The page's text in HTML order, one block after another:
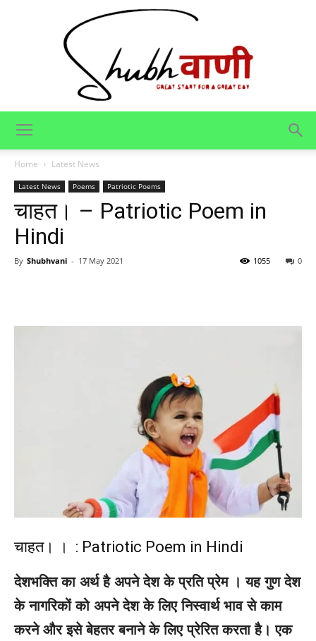
Home Latest News
Latest News Poems Patriotic Poems
चाहत। – Patriotic Poem in
Hindi
By Shubhvani - 17 May 2021 0
1055
चाहत। । : Patriotic Poem in Hindi
देशभक्ति का अर्थ है अपने देश के प्रति प्रेम । यह गुण देश
के नागरिकों को अपने देश के लिए निस्वार्थ भाव से काम
करने और इसे बेहतर बनाने के लिए प्रेरित करता है। एक